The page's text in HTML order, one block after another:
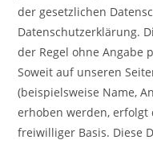
der gesetzlichen
Datenschutzerklärung.
der Regel ohne Angabe
Soweit auf unseren
(beispielsweise Name,
erhoben werden, erfolgt
freiwilliger Basis. Diese